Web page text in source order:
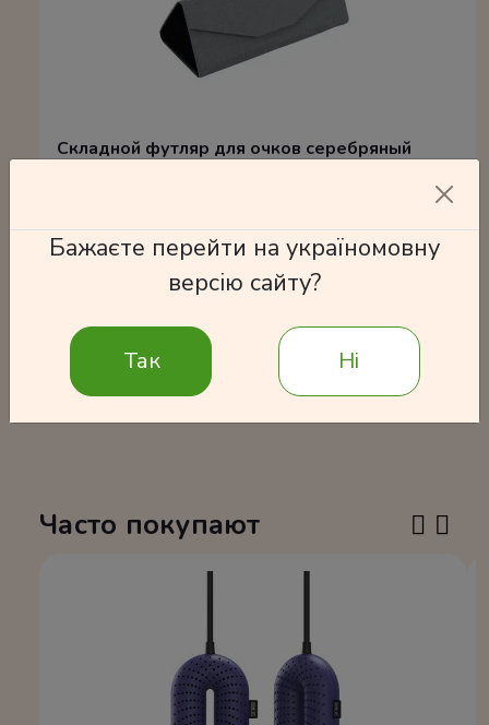
Складной футляр для очков серебряный
В корзину
Подробнее
Часто покупают
Бажаєте перейти на україномовну
версію сайту?
Так Ні